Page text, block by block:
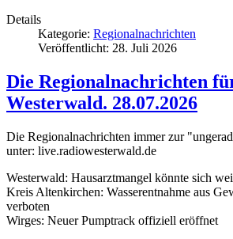
Details
Kategorie: Regionalnachrichten
Veröffentlicht: 28. Juli 2026
Die Regionalnachrichten
Westerwald. 28.07.2026
Die Regionalnachrichten immer zur
unter: live.radiowesterwald.de
Westerwald: Hausarztmangel könnte sich
Kreis Altenkirchen: Wasserentnahme aus
verboten
Wirges: Neuer Pumptrack offiziell eröffnet